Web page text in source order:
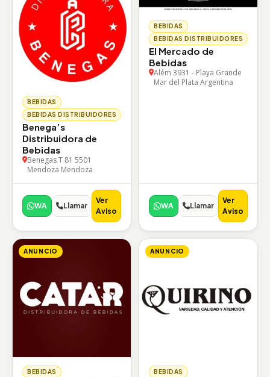
BEBIDAS
BEBIDAS DISTRIBUIDORES
Benega’s
Distribuidora de
Bebidas
Benegas T 81 5501
Mendoza Mendoza
WA Llamar
Ver
Aviso
BEBIDAS
BEBIDAS DISTRIBUIDORES
El Mercado de
Bebidas
Além 3931 - Playa Grande
Mar del Plata Argentina
WA Llamar
Ver
Aviso
ANUNCIO
BEBIDAS
ANUNCIO
BEBIDAS